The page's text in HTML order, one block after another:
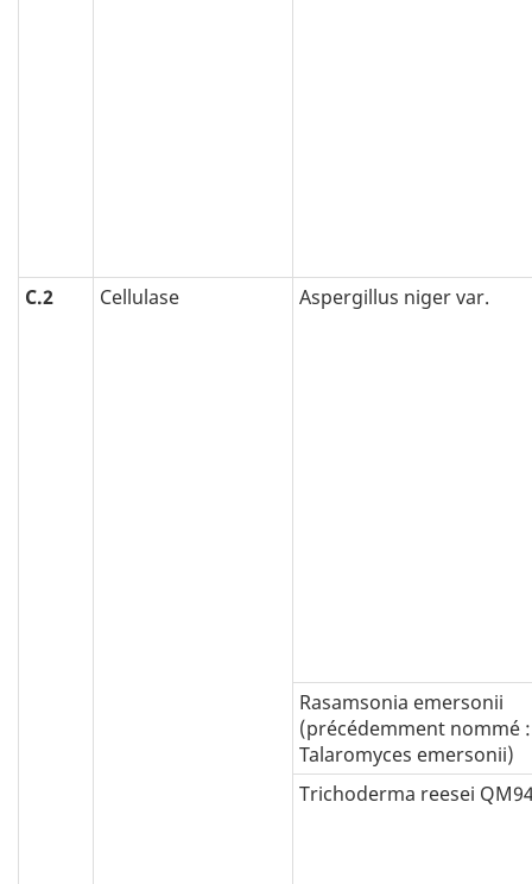
C.2 Cellulase Aspergillus niger var.
Rasamsonia emersonii
(précédemment nommé :
Talaromyces emersonii)
Trichoderma reesei